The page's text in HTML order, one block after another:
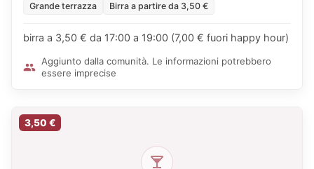
Grande terrazza Birra a partire da 3,50 €
birra a 3,50 € da 17:00 a 19:00 (7,00 € fuori happy hour)
Aggiunto dalla comunità. Le informazioni potrebbero
essere imprecise
3,50 €